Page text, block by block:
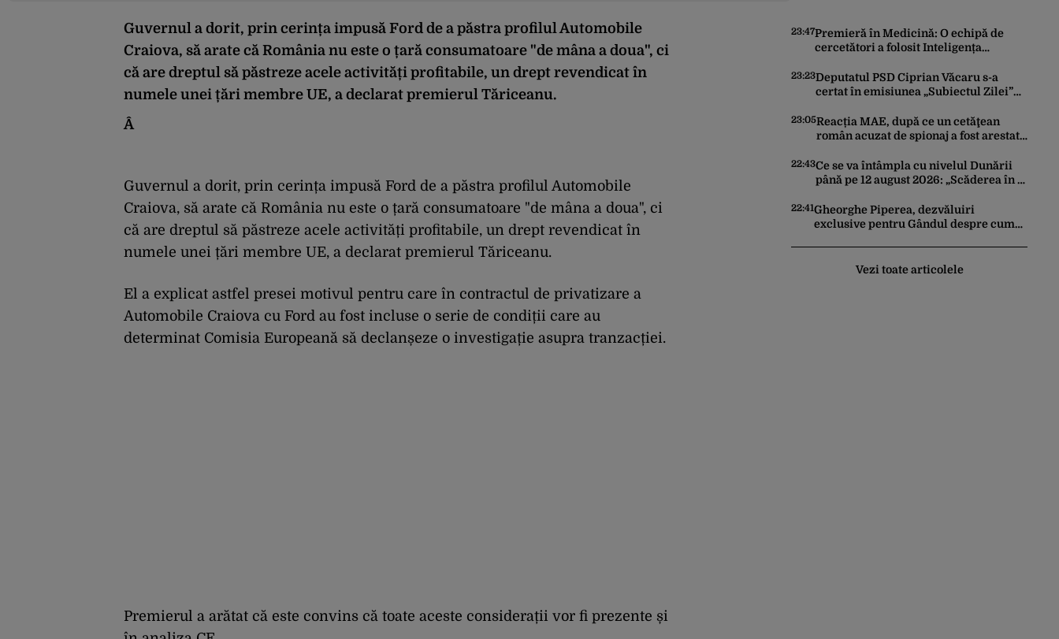
Guvernul a dorit, prin cerința impusă Ford de a păstra profilul Automobile
Craiova, să arate că România nu este o țară consumatoare "de mâna a doua", ci
că are dreptul să păstreze acele activități profitabile, un drept revendicat în
numele unei țări membre UE, a declarat premierul Tăriceanu.
Â
Guvernul a dorit, prin cerința impusă Ford de a păstra profilul Automobile
Craiova, să arate că România nu este o țară consumatoare "de mâna a doua", ci
că are dreptul să păstreze acele activități profitabile, un drept revendicat în
numele unei țări membre UE, a declarat premierul Tăriceanu.
El a explicat astfel presei motivul pentru care în contractul de privatizare a
Automobile Craiova cu Ford au fost incluse o serie de condiții care au
determinat Comisia Europeană să declanșeze o investigație asupra tranzacției.
Premierul a arătat că este convins că toate aceste considerații vor fi prezente și
23:47Premieră în Medicină: O echipă de
cercetători a folosit Inteligența
virusuri sintetice la tratarea de E.coli
23:23Deputatul PSD Ciprian Văcaru s-a
certat în emisiunea „Subiectul Zilei”
deficitul fiind motivul scandalului
23:05Reacția MAE, după ce un cetăţean
român acuzat de spionaj a fost arestat
ucrainean ca să asasineze un
producător de drone
22:43Ce se va întâmpla cu nivelul Dunării
până pe 12 august 2026: „Scăderea în 7
22:41Gheorghe Piperea, dezvăluiri
exclusive pentru Gândul despre cum
să îl pună „la respect” pe Trump
Vezi toate articolele